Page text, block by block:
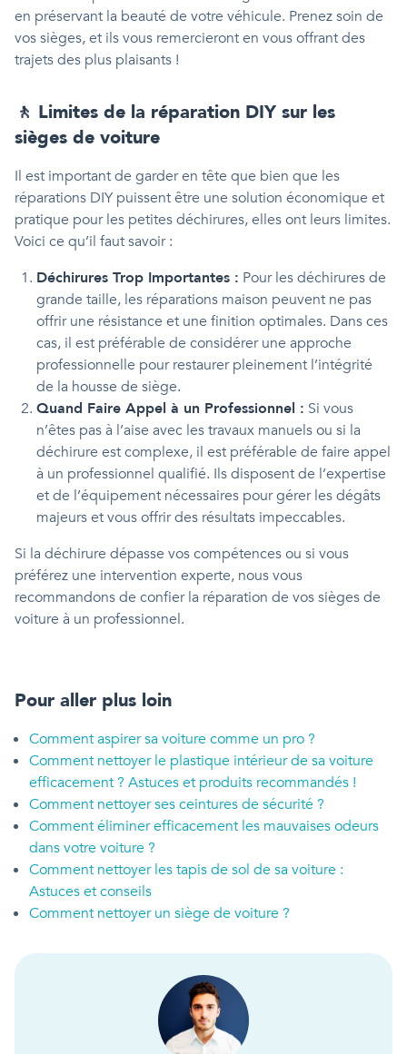
en préservant la beauté de votre véhicule. Prenez soin de
vos sièges, et ils vous remercieront en vous offrant des
trajets des plus plaisants !
🚶 Limites de la réparation DIY sur les
sièges de voiture
Il est important de garder en tête que bien que les
réparations DIY puissent être une solution économique et
pratique pour les petites déchirures, elles ont leurs limites.
Voici ce qu’il faut savoir :
Déchirures Trop Importantes : Pour les déchirures de
grande taille, les réparations maison peuvent ne pas
offrir une résistance et une finition optimales. Dans ces
cas, il est préférable de considérer une approche
professionnelle pour restaurer pleinement l’intégrité
de la housse de siège.
Quand Faire Appel à un Professionnel : Si vous
n’êtes pas à l’aise avec les travaux manuels ou si la
déchirure est complexe, il est préférable de faire appel
à un professionnel qualifié. Ils disposent de l’expertise
et de l’équipement nécessaires pour gérer les dégâts
majeurs et vous offrir des résultats impeccables.
Si la déchirure dépasse vos compétences ou si vous
préférez une intervention experte, nous vous
recommandons de confier la réparation de vos sièges de
voiture à un professionnel.
Pour aller plus loin
Comment aspirer sa voiture comme un pro ?
Comment nettoyer le plastique intérieur de sa voiture
efficacement ? Astuces et produits recommandés !
Comment nettoyer ses ceintures de sécurité ?
Comment éliminer efficacement les mauvaises odeurs
dans votre voiture ?
Comment nettoyer les tapis de sol de sa voiture :
Astuces et conseils
Comment nettoyer un siège de voiture ?